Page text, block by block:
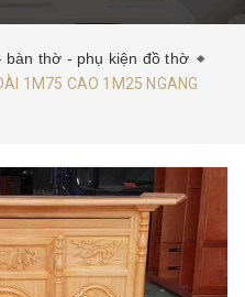
bàn thờ - phụ kiện đồ thờ
1M75 CAO 1M25 NGANG